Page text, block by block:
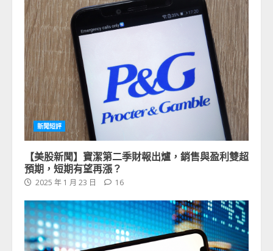
新聞短評
【美股新聞】寶潔第二季財報出爐，銷售與盈利雙超
預期，短期有望再漲？
2025 年 1 月 23 日 16